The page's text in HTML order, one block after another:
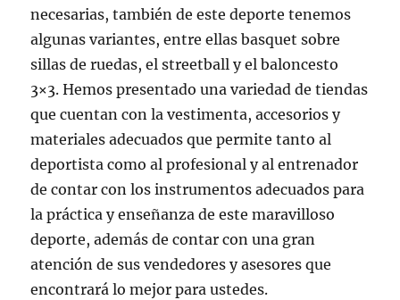
necesarias, también de este deporte tenemos
algunas variantes, entre ellas basquet sobre
sillas de ruedas, el streetball y el baloncesto
3×3. Hemos presentado una variedad de tiendas
que cuentan con la vestimenta, accesorios y
materiales adecuados que permite tanto al
deportista como al profesional y al entrenador
de contar con los instrumentos adecuados para
la práctica y enseñanza de este maravilloso
deporte, además de contar con una gran
atención de sus vendedores y asesores que
encontrará lo mejor para ustedes.